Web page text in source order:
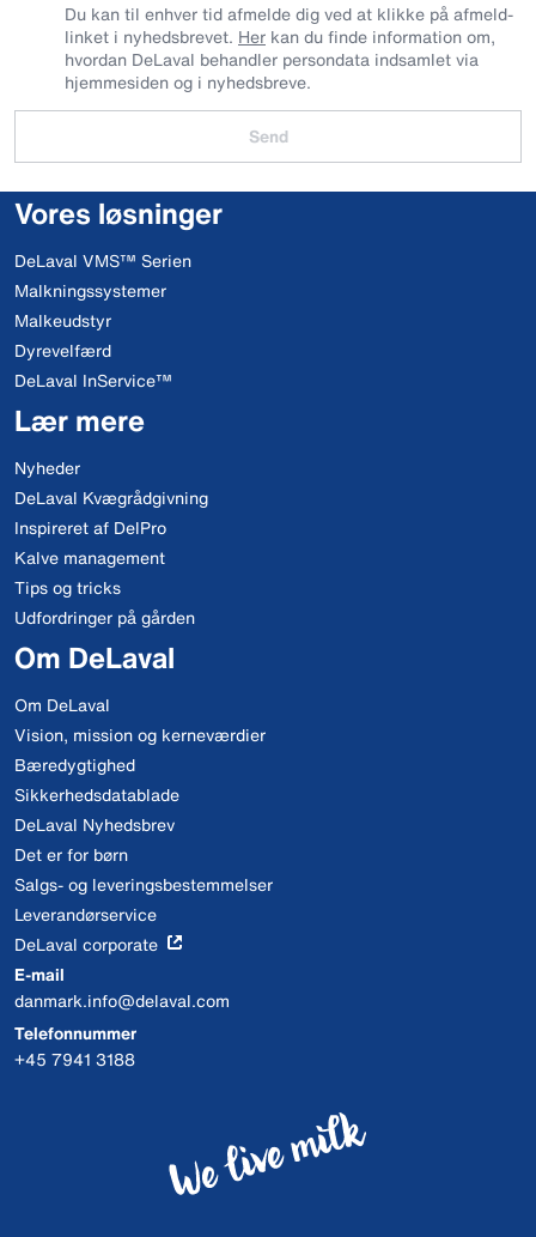
Du kan til enhver tid afmelde dig ved at klikke på afmeld-
linket i nyhedsbrevet. Her kan du finde information om,
hvordan DeLaval behandler persondata indsamlet via
hjemmesiden og i nyhedsbreve.
Send
Vores løsninger
DeLaval VMS™ Serien
Malkningssystemer
Malkeudstyr
Dyrevelfærd
DeLaval InService™
Lær mere
Nyheder
DeLaval Kvægrådgivning
Inspireret af DelPro
Kalve management
Tips og tricks
Udfordringer på gården
Om DeLaval
Om DeLaval
Vision, mission og kerneværdier
Bæredygtighed
Sikkerhedsdatablade
DeLaval Nyhedsbrev
Det er for børn
Salgs- og leveringsbestemmelser
Leverandørservice
DeLaval corporate
E-mail
danmark.info@delaval.com
Telefonnummer
+45 7941 3188